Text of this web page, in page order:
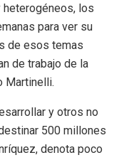
heterogéneos, los
para ver su
de esos temas
de trabajo de la
Martinelli.
y otros no
500 millones
denota poco